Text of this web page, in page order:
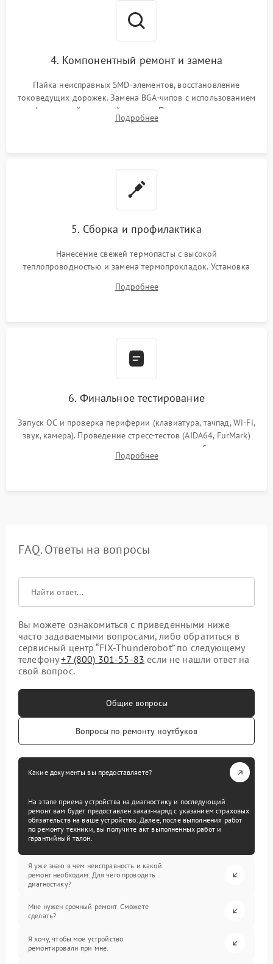
4. Компонентный ремонт и замена
Пайка неисправных SMD-элементов, восстановление
токоведущих дорожек. Замена BGA-чипов с использованием
инфракрасной паяльной станции. Прошивка микросхемы
BIOS или замена поврежденных портов USB
Подробнее
5. Сборка и профилактика
Нанесение свежей термопасты с высокой
теплопроводностью и замена термопрокладок. Установка
шлейфов, модулей памяти и накопителей. Предварительная
Подробнее
6. Финальное тестирование
Запуск ОС и проверка периферии (клавиатура, тачпад, Wi-Fi,
звук, камера). Проведение стресс-тестов (AIDA64, FurMark)
для контроля температурного режима и стабильности
системы под пиковой нагрузкой.
Подробнее
FAQ. Ответы на вопросы
Вы можете ознакомиться с приведенными ниже
часто задаваемыми вопросами, либо обратиться в
сервисный центр “FIX-Thunderobot” по следующему
телефону+7 (800) 301-55-83 если не нашли ответ на
свой вопрос.
Общие вопросы
Вопросы по ремонту ноутбуков
Какие документы вы предоставляете?
На этапе приема устройства на диагностику и последующий
ремонт вам будет предоставлен заказ-наряд с указанием страховых
обязательств на ваше устройство. Далее, после выполнения работ
по ремонту техники, вы получите акт выполненных работ и
гарантийный талон.
Я уже знаю в чем неисправность и какой
ремонт необходим. Для чего проводить
диагностику?
Мне нужен срочный ремонт. Сможете
сделать?
Я хочу, чтобы мое устройство
ремонтировали при мне.